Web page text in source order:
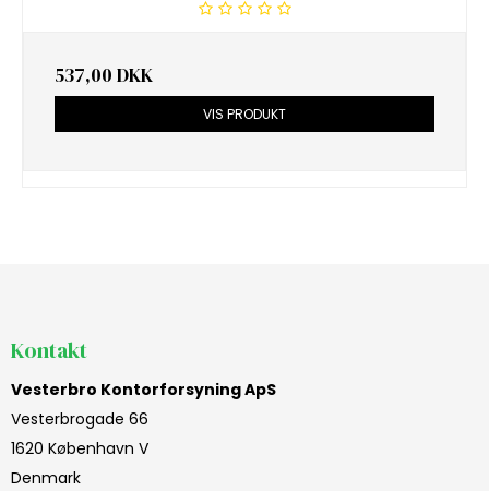
537,00 DKK
VIS PRODUKT
Kontakt
Vesterbro Kontorforsyning ApS
Vesterbrogade 66
1620 København V
Denmark